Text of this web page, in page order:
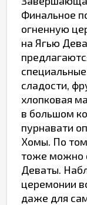
Финальное
огненную
на Ягью
сладости,
хлопковая
в большом
пурнавати
Хомы. По
тоже можно
Деваты.
церемонии
даже для